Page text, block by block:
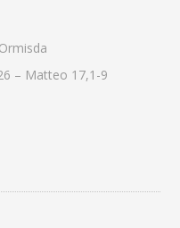
– Matteo 17,1-9